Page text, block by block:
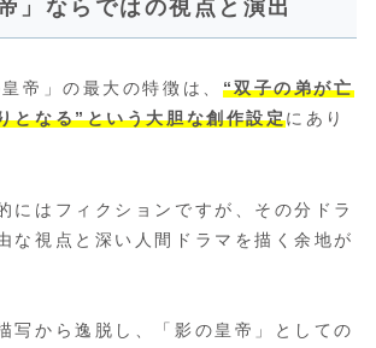
」ならではの視点と演出
帝」の最大の特徴は、 “双子の弟が亡
となる”という大胆な創作設定にあり
にはフィクションですが、その分ドラ
な視点と深い人間ドラマを描く余地が
写から逸脱し、「影の皇帝」としての